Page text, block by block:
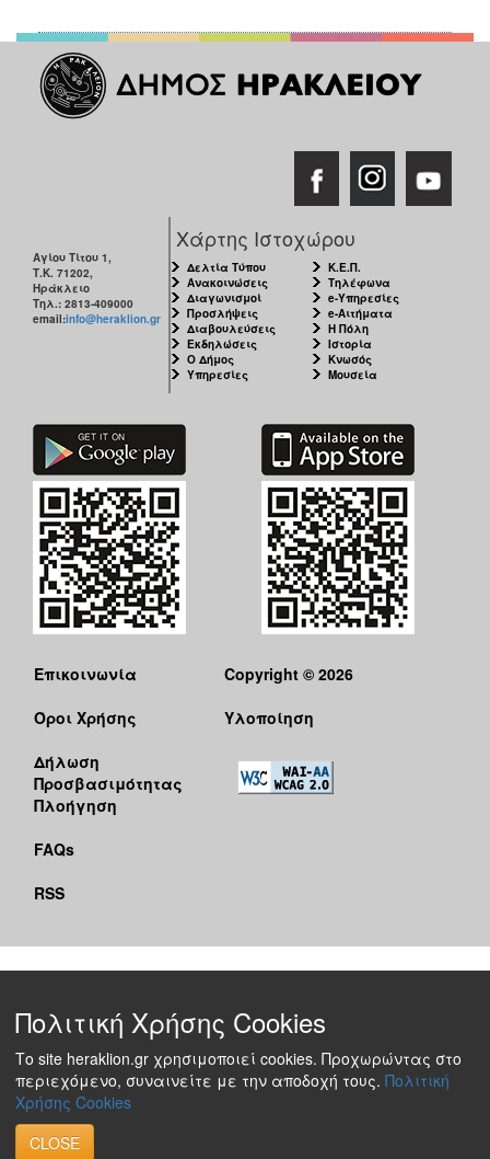
Αγίου Τίτου 1,
Τ.Κ. 71202,
Ηράκλειο
Τηλ.: 2813-409000
email:info@heraklion.gr
Χάρτης Ιστοχώρου
Δελτία Τύπου
Ανακοινώσεις
Διαγωνισμοί
Προσλήψεις
Διαβουλεύσεις
Εκδηλώσεις
Ο Δήμος
Υπηρεσίες
Κ.Ε.Π.
Τηλέφωνα
e-Υπηρεσίες
e-Αιτήματα
Η Πόλη
Ιστορία
Κνωσός
Μουσεία
Επικοινωνία
Όροι Χρήσης
Δήλωση
Προσβασιμότητας
Πλοήγηση
FAQs
RSS
Copyright © 2026
Υλοποίηση
Πολιτική Χρήσης Cookies
Το site heraklion.gr χρησιμοποιεί cookies. Προχωρώντας στο
περιεχόμενο, συναινείτε με την αποδοχή τους. Πολιτική
Χρήσης Cookies
CLOSE